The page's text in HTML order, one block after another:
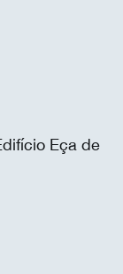
Eça de